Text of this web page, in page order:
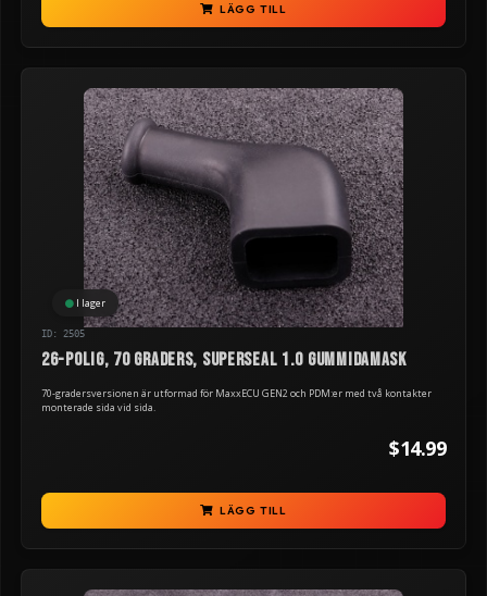
LÄGG TILL
I lager
ID: 2505
26-polig, 70 graders, Superseal 1.0 gummidamask
70-gradersversionen är utformad för MaxxECU GEN2 och PDM:er med två kontakter
monterade sida vid sida.
$14.99
LÄGG TILL